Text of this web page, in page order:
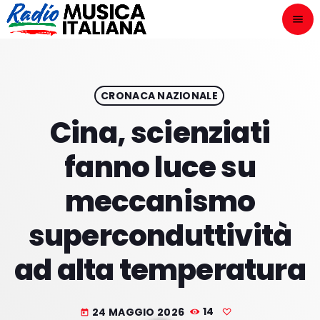
menu
HOME
NOVITÀ DISCOGRAFICHE
CRONACA NAZIONALE
Cina, scienziati
fanno luce su
meccanismo
superconduttività
ad alta temperatura
today 24 MAGGIO 2026 14